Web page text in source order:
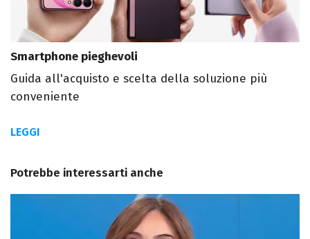
Smartphone pieghevoli
Guida all'acquisto e scelta della soluzione più
conveniente
LEGGI
Potrebbe interessarti anche